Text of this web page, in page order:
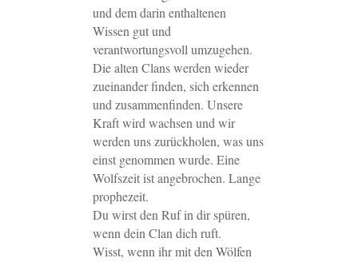
und dem darin enthaltenen
Wissen gut und
verantwortungsvoll umzugehen.
Die alten Clans werden wieder
zueinander finden, sich erkennen
und zusammenfinden. Unsere
Kraft wird wachsen und wir
werden uns zurückholen, was uns
einst genommen wurde. Eine
Wolfszeit ist angebrochen. Lange
prophezeit.
Du wirst den Ruf in dir spüren,
wenn dein Clan dich ruft.
Wisst, wenn ihr mit den Wölfen